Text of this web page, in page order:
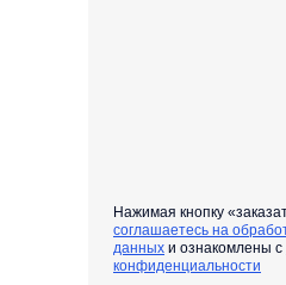
Нажимая кнопку
соглашаетесь на
данных и ознакомлены с
конфиденциальности